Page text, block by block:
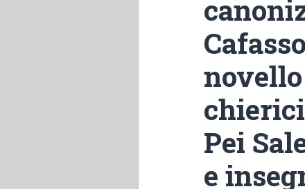
Pei
e